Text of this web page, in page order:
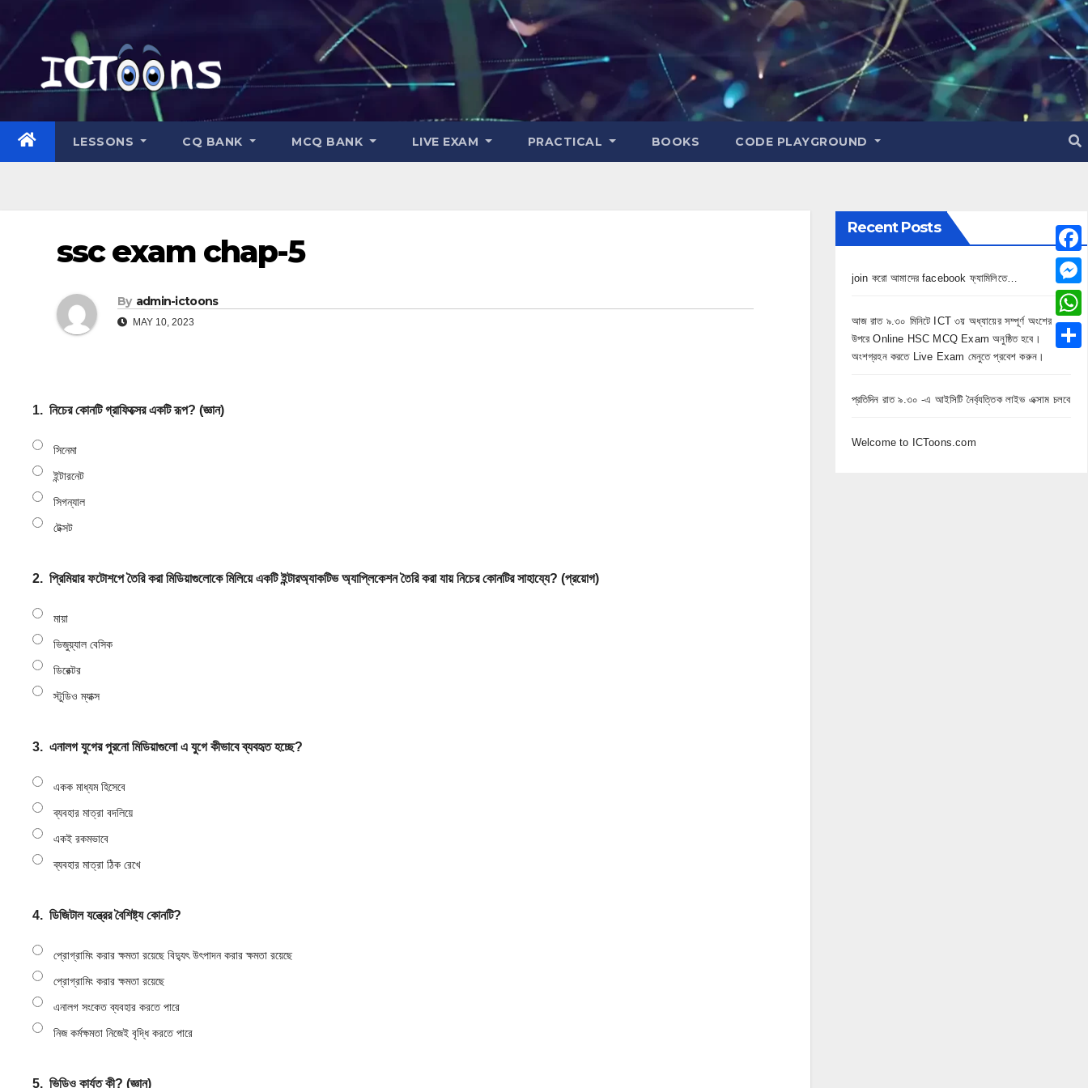
LESSONS CQ BANK MCQ BANK LIVE EXAM PRACTICAL BOOKS CODE PLAYGROUND
ssc exam chap-5
By admin-ictoons
MAY 10, 2023
1. নিচের কোনটি গ্রাফিক্সের একটি রূপ? (জ্ঞান)
সিনেমা
ইন্টারনেট
সিগন্যাল
টেক্সট
2. প্রিমিয়ার ফটোশপে তৈরি করা মিডিয়াগুলোকে মিলিয়ে একটি ইন্টারঅ্যাকটিভ অ্যাপ্লিকেশন তৈরি করা যায় নিচের কোনটির সাহায্যে? (প্রয়োগ)
মায়া
ভিজুয়্যাল বেসিক
ডিরেক্টর
স্টুডিও ম্যাক্স
3. এনালগ যুগের পুরনো মিডিয়াগুলো এ যুগে কীভাবে ব্যবহৃত হচ্ছে?
একক মাধ্যম হিসেবে
ব্যবহার মাত্রা বদলিয়ে
একই রকমভাবে
ব্যবহার মাত্রা ঠিক রেখে
4. ডিজিটাল যন্ত্রের বৈশিষ্ট্য কোনটি?
প্রোগ্রামিং করার ক্ষমতা রয়েছে বিদ্যুৎ উৎপাদন করার ক্ষমতা রয়েছে
প্রোগ্রামিং করার ক্ষমতা রয়েছে
এনালগ সংকেত ব্যবহার করতে পারে
নিজ কর্মক্ষমতা নিজেই বৃদ্ধি করতে পারে
5. ভিডিও কার্যত কী? (জ্ঞান)
Recent Posts
join করো আমাদের facebook ফ্যামিলিতে…
আজ রাত ৯.৩০ মিনিটে ICT ৩য় অধ্যায়ের সম্পূর্ণ অংশের
উপরে Online HSC MCQ Exam অনুষ্ঠিত হবে।
অংশগ্রহন করতে Live Exam মেনুতে প্রবেশ করুন।
প্রতিদিন রাত ৯.৩০ -এ আইসিটি নৈর্ব্যত্তিক লাইভ এক্সাম চলবে
Welcome to ICToons.com
F
a
c
e
M
e
s
e
W
t